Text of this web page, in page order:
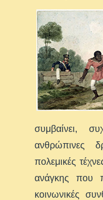
συμβαίνει,
ανθρώπινες
πολεμικές
ανάγκης που
κοινωνικές